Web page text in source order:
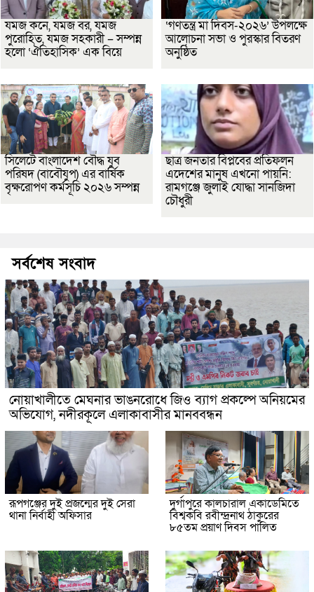
যমজ কনে, যমজ বর, যমজ
পুরোহিত, যমজ সহকারী – সম্পন্ন
হলো ‘ঐতিহাসিক’ এক বিয়ে
‘গণতন্ত্র মা দিবস-২০২৬’ উপলক্ষে
আলোচনা সভা ও পুরস্কার বিতরণ
অনুষ্ঠিত
সিলেটে বাংলাদেশ বৌদ্ধ যুব
পরিষদ (বাবৌযুপ) এর বার্ষিক
বৃক্ষরোপণ কর্মসূচি ২০২৬ সম্পন্ন
ছাত্র জনতার বিপ্লবের প্রতিফলন
এদেশের মানুষ এখনো পায়নি:
রামগঞ্জে জুলাই যোদ্ধা সানজিদা
চৌধুরী
সর্বশেষ সংবাদ
নোয়াখালীতে মেঘনার ভাঙনরোধে জিও ব্যাগ প্রকল্পে অনিয়মের
অভিযোগ, নদীরকূলে এলাকাবাসীর মানববন্ধন
রূপগঞ্জের দুই প্রজন্মের দুই সেরা
থানা নির্বাহী অফিসার
দুর্গাপুরে কালচারাল একাডেমিতে
বিশ্বকবি রবীন্দ্রনাথ ঠাকুরের
৮৫তম প্রয়াণ দিবস পালিত